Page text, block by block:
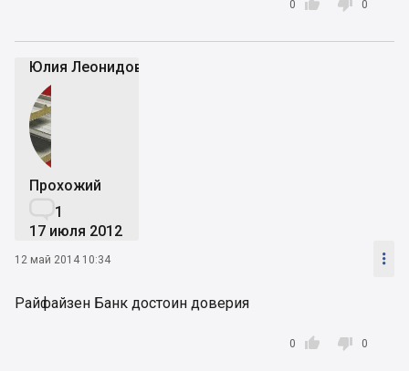

0  0
Юлия Леонидовна Лукинская
Прохожий
1
17 июля 2012
12 май 2014 10:34 
Райфайзен Банк достоин доверия

0  0